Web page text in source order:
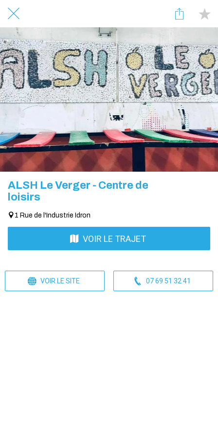
ALSH Le Verger - Centre de
loisirs
1 Rue de l'Industrie Idron
VOIR LE TRAJET
VOIR LE SITE 07 69 51 32 41